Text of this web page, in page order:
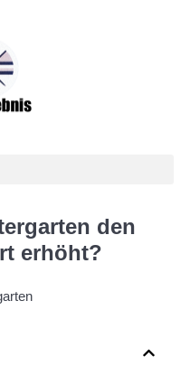
den
erhöht?